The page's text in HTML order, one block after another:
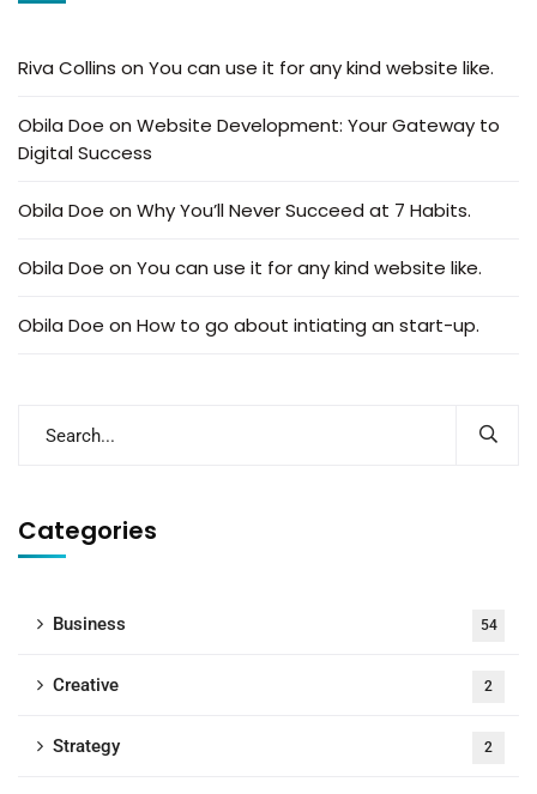
Riva Collins on You can use it for any kind website like.
Obila Doe on Website Development: Your Gateway to
Digital Success
Obila Doe on Why You’ll Never Succeed at 7 Habits.
Obila Doe on You can use it for any kind website like.
Obila Doe on How to go about intiating an start-up.
Categories
Business 54
Creative 2
Strategy 2